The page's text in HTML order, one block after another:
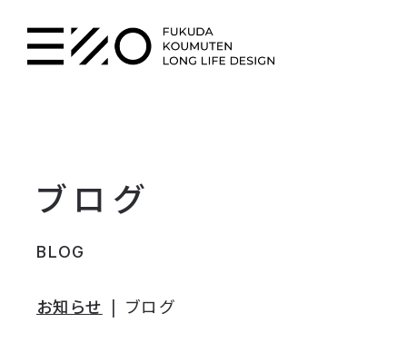
ブログ
BLOG
お知らせ ブログ